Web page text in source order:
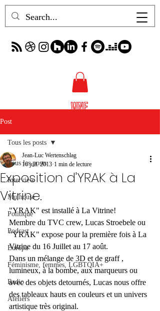
Post
Tous les posts
Interview
Mulhouse
Politique
Podcast
Europa
Féminisme, femmes, LGBTQIA+
Radio
Ateliers
Tous les posts
Exposition d'YRAK à La
Vitrine.
Jean-Luc Wertenschlag
16 juil. 2013 1 min de lecture
"YRAK" est installé à La Vitrine!
Membre du TVC crew, Lucas Stroebele ou
"YRAK" expose pour la première fois à La
Vitrine du 16 Juillet au 17 août.
Dans un mélange de 3D et de graff ,
lumineux, à la bombe, aux marqueurs ou
avec des objets detournés, Lucas nous offre
des tableaux hauts en couleurs et un univers
artistique très original.